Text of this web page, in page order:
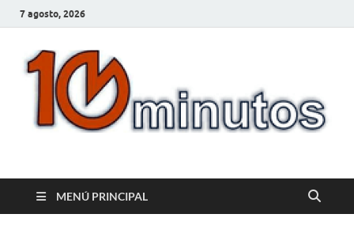
7 agosto, 2026
10minutos.com.uy
MENÚ PRINCIPAL